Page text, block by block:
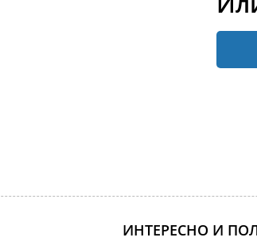
ИНТЕРЕСНО И